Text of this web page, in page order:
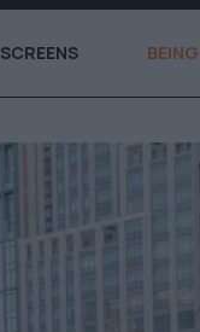
SCREENS BEING